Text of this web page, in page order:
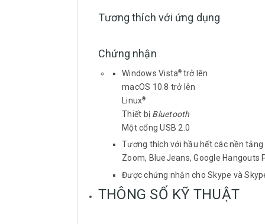
Tương thích với ứng dụng
Chứng nhận
Windows Vista® trở lên
macOS 10.8 trở lên
Linux®
Thiết bị Bluetooth
Một cổng USB 2.0
Tương thích với hầu hết các nền
Zoom, BlueJeans, Google Hangouts
Được chứng nhận cho Skype và
THÔNG SỐ KỸ THUẬT